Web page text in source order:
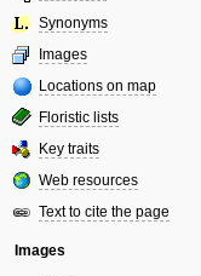
Synonyms
Images
Locations on map
Floristic lists
Key traits
Web resources
Text to cite the page
Images